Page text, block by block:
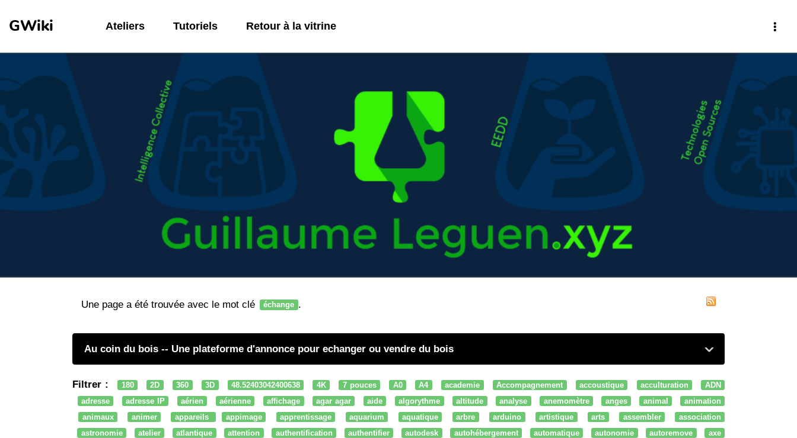
GWiki Ateliers Tutoriels Retour à la vitrine
Une page a été trouvée avec le mot clé échange .
Au coin du bois -- Une plateforme d'annonce pour echanger ou vendre du bois
Filtrer : 180 2D 360 3D 48.52403042400638 4K 7 pouces A0 A4 academie Accompagnement accoustique acculturation
ADN
adresse
adresse IP aérien aérienne affichage agar agar aide algorythme altitude analyse anemomètre anges animal
animation
animaux
animer appareils appimage apprentissage aquarium aquatique arbre arduino artistique arts assembler
association
astronomie
atelier atlantique attention authentification authentifier autodesk autohébergement automatique autonomie autoremove
axe